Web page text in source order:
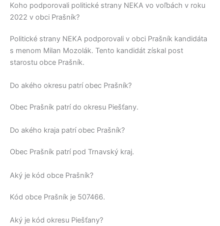
Koho podporovali politické strany NEKA vo voľbách v roku
2022 v obci Prašník?
Politické strany NEKA podporovali v obci Prašník kandidáta
s menom Milan Mozolák. Tento kandidát získal post
starostu obce Prašník.
Do akého okresu patrí obec Prašník?
Obec Prašník patrí do okresu Piešťany.
Do akého kraja patrí obec Prašník?
Obec Prašník patrí pod Trnavský kraj.
Aký je kód obce Prašník?
Kód obce Prašník je 507466.
Aký je kód okresu Piešťany?